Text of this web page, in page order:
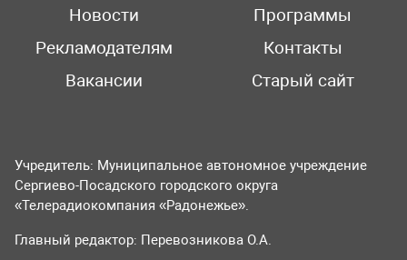
Новости
Программы
Рекламодателям
Контакты
Вакансии
Старый сайт
Учредитель: Муниципальное автономное учреждение
Сергиево-Посадского городского округа
«Телерадиокомпания «Радонежье».
Главный редактор: Перевозникова О.А.